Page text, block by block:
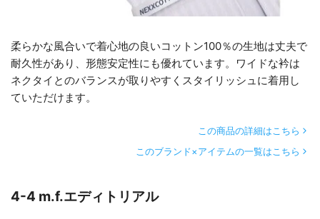
柔らかな風合いで着心地の良いコットン100％の生地は丈夫で
耐久性があり、形態安定性にも優れています。ワイドな衿は
ネクタイとのバランスが取りやすくスタイリッシュに着用し
ていただけます。
この商品の詳細はこちら
このブランド×アイテムの一覧はこちら
4-4 m.f.エディトリアル